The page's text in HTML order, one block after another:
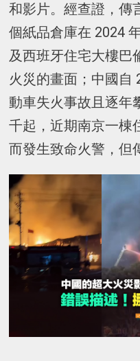
和影片。經查證，傳
個紙品倉庫在 2024
及西班牙住宅大樓巴
火災的畫面；中國自
動車失火事故且逐年
千起，近期南京一棟
而發生致命火警，但